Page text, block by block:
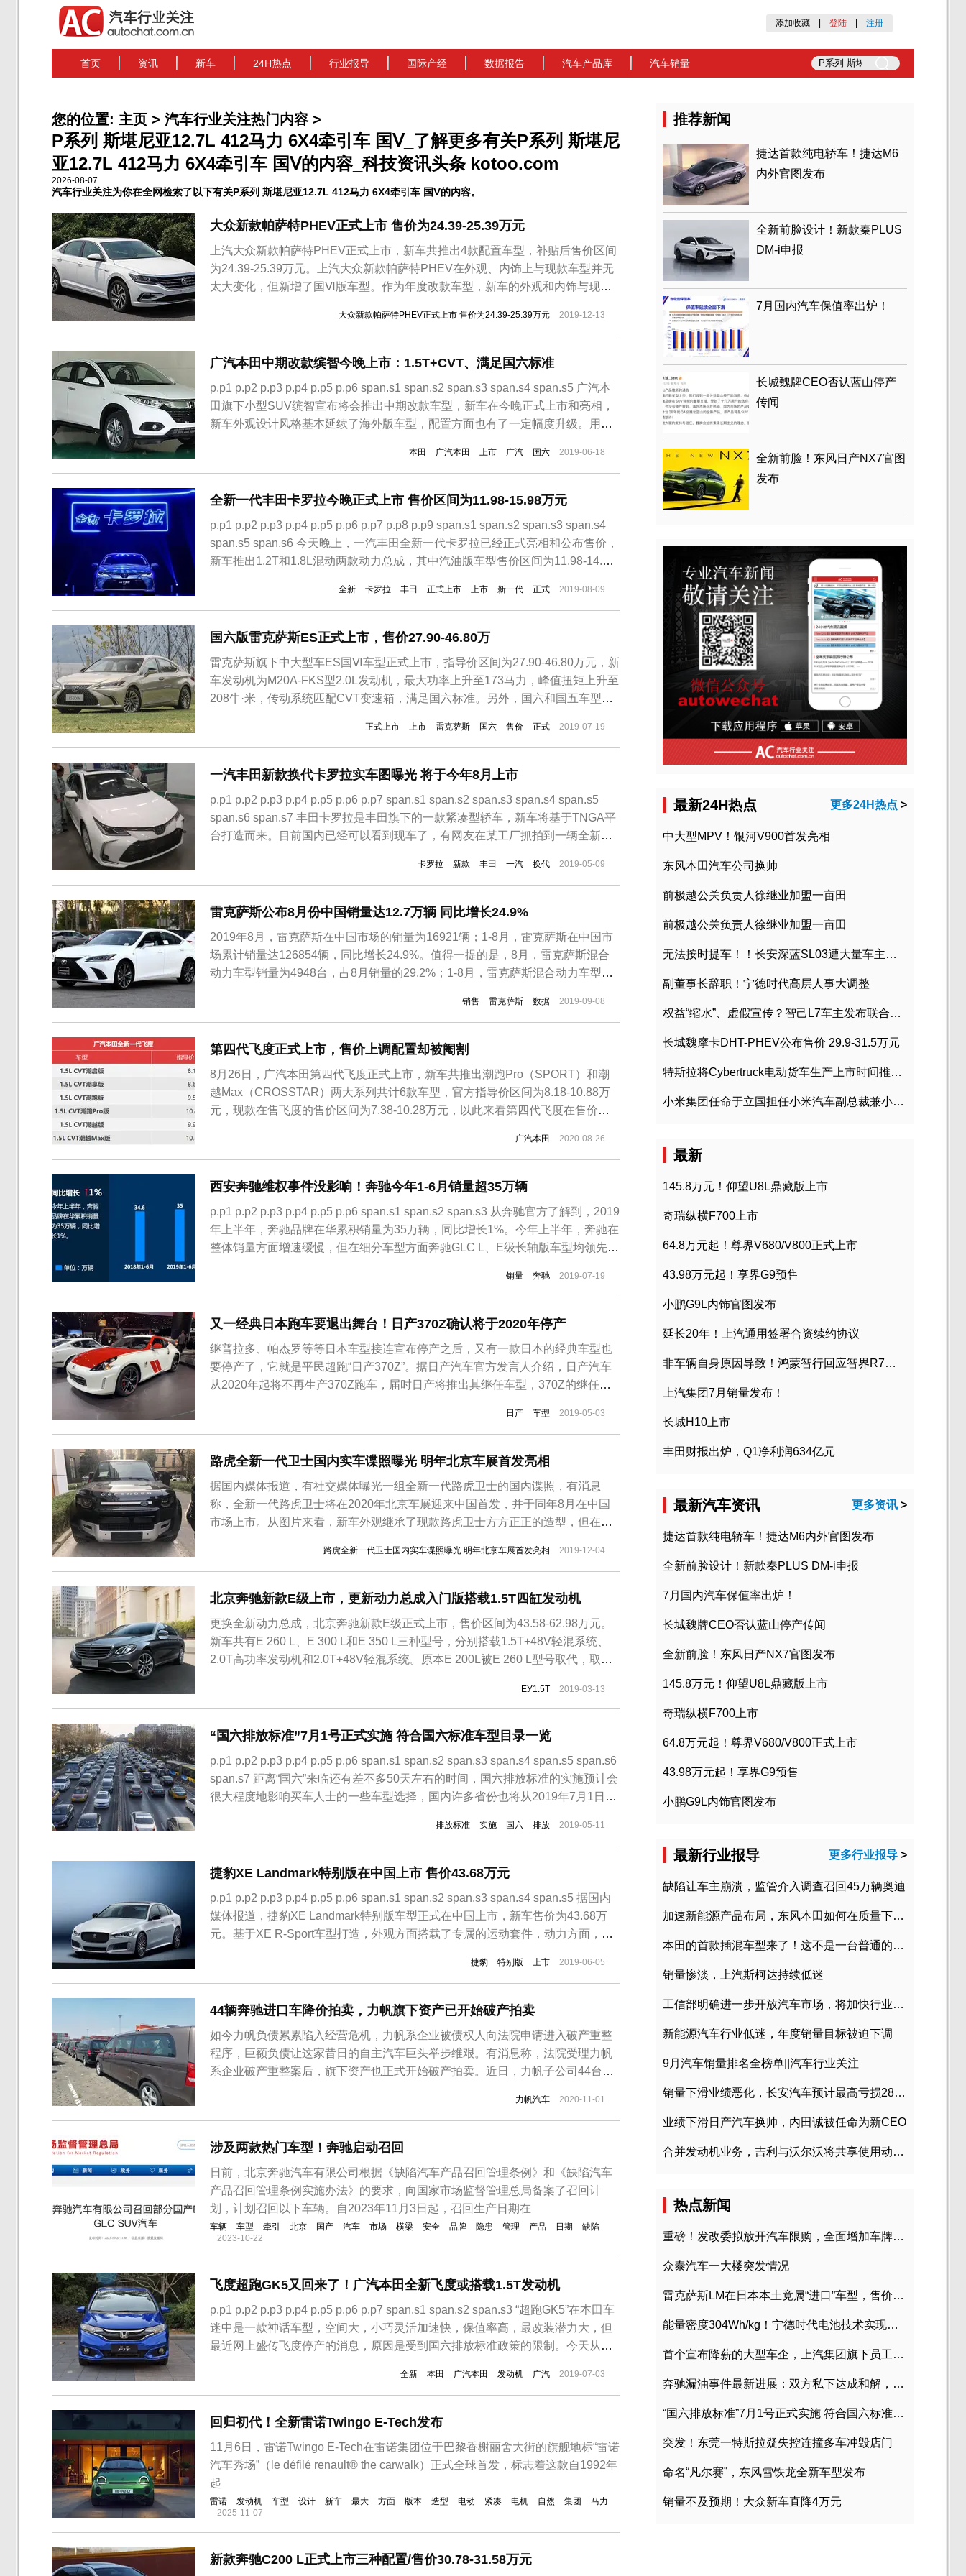
添加收藏 登陆 注册
首页 资讯 新车 24H热点 行业报导 国际产经 数据报告 汽车产品库 汽车销量
您的位置: 主页 > 汽车行业关注热门内容 >
P系列 斯堪尼亚12.7L 412马力 6X4牵引车 国Ⅴ_了解更多有关P系列 斯堪尼
亚12.7L 412马力 6X4牵引车 国Ⅴ的内容_科技资讯头条 kotoo.com
2026-08-07
汽车行业关注为你在全网检索了以下有关P系列 斯堪尼亚12.7L 412马力 6X4牵引车 国Ⅴ的内容。
大众新款帕萨特PHEV正式上市 售价为24.39-25.39万元
上汽大众新款帕萨特PHEV正式上市，新车共推出4款配置车型，补贴后售价区间
为24.39-25.39万元。上汽大众新款帕萨特PHEV在外观、内饰上与现款车型并无
太大变化，但新增了国Ⅵ版车型。作为年度改款车型，新车的外观和内饰与现款
售价也有同步降低。值得一提的是，新款帕萨特PHEV增加了国Ⅵ版，0-100km/h
加速时间为7.7...
大众新款帕萨特PHEV正式上市 售价为24.39-25.39万元 2019-12-13
广汽本田中期改款缤智今晚上市：1.5T+CVT、满足国六标准
p.p1 p.p2 p.p3 p.p4 p.p5 p.p6 span.s1 span.s2 span.s3 span.s4 span.s5 广汽本
田旗下小型SUV缤智宣布将会推出中期改款车型，新车在今晚正式上市和亮相，
新车外观设计风格基本延续了海外版车型，配置方面也有了一定幅度升级。用
本田 广汽本田 上市 广汽 国六 2019-06-18
全新一代丰田卡罗拉今晚正式上市 售价区间为11.98-15.98万元
p.p1 p.p2 p.p3 p.p4 p.p5 p.p6 p.p7 p.p8 p.p9 span.s1 span.s2 span.s3 span.s4
span.s5 span.s6 今天晚上，一汽丰田全新一代卡罗拉已经正式亮相和公布售价，
新车推出1.2T和1.8L混动两款动力总成，其中汽油版车型售价区间为11.98-14.58
全新 卡罗拉 丰田 正式上市 上市 新一代 正式 2019-08-09
国六版雷克萨斯ES正式上市，售价27.90-46.80万
雷克萨斯旗下中大型车ES国Ⅵ车型正式上市，指导价区间为27.90-46.80万元，新
车发动机为M20A-FKS型2.0L发动机，最大功率上升至173马力，峰值扭矩上升至
208牛·米，传动系统匹配CVT变速箱，满足国六标准。另外，国六和国五车型目
本保持一致，各版本车型的车内外配置也未做变动，主要针对动力系统进行了调
整。动力部分，...
正式上市 上市 雷克萨斯 国六 售价 正式 2019-07-19
一汽丰田新款换代卡罗拉实车图曝光 将于今年8月上市
p.p1 p.p2 p.p3 p.p4 p.p5 p.p6 p.p7 span.s1 span.s2 span.s3 span.s4 span.s5
span.s6 span.s7 丰田卡罗拉是丰田旗下的一款紧凑型轿车，新车将基于TNGA平
台打造而来。目前国内已经可以看到现车了，有网友在某工厂抓拍到一辆全新的
卡罗拉 新款 丰田 一汽 换代 2019-05-09
雷克萨斯公布8月份中国销量达12.7万辆 同比增长24.9%
2019年8月，雷克萨斯在中国市场的销量为16921辆；1-8月，雷克萨斯在中国市
场累计销量达126854辆，同比增长24.9%。值得一提的是，8月，雷克萨斯混合
动力车型销量为4948台，占8月销量的29.2%；1-8月，雷克萨斯混合动力车型累
雷克萨斯将陆续在华投放新产品。其中新款雷克萨斯RX已于9月5日上市，值得...
销售 雷克萨斯 数据 2019-09-08
第四代飞度正式上市，售价上调配置却被阉割
8月26日，广汽本田第四代飞度正式上市，新车共推出潮跑Pro（SPORT）和潮
越Max（CROSSTAR）两大系列共计6款车型，官方指导价区间为8.18-10.88万
元，现款在售飞度的售价区间为7.38-10.28万元，以此来看第四代飞度在售价上
Pro（SPORT）和潮越Max（CROSSTAR）两大车系。潮跑Pro采用了黑色蜂窝
状前格栅以...
广汽本田 2020-08-26
西安奔驰维权事件没影响！奔驰今年1-6月销量超35万辆
p.p1 p.p2 p.p3 p.p4 p.p5 p.p6 span.s1 span.s2 span.s3 从奔驰官方了解到，2019
年上半年，奔驰品牌在华累积销量为35万辆，同比增长1%。今年上半年，奔驰在
整体销量方面增速缓慢，但在细分车型方面奔驰GLC L、E级长轴版车型均领先同
销量 奔驰 2019-07-19
又一经典日本跑车要退出舞台！日产370Z确认将于2020年停产
继普拉多、帕杰罗等等日本车型接连宣布停产之后，又有一款日本的经典车型也
要停产了，它就是平民超跑“日产370Z”。据日产汽车官方发言人介绍，日产汽车
从2020年起将不再生产370Z跑车，届时日产将推出其继任车型，370Z的继任车
仅为3468辆，而竞争对手宝马Z4、丰田Supra等车型却接连换代，所以日产决定
于2020年停产...
日产 车型 2019-05-03
路虎全新一代卫士国内实车谍照曝光 明年北京车展首发亮相
据国内媒体报道，有社交媒体曝光一组全新一代路虎卫士的国内谍照，有消息
称，全新一代路虎卫士将在2020年北京车展迎来中国首发，并于同年8月在中国
市场上市。从图片来看，新车外观继承了现款路虎卫士方方正正的造型，但在设
进配备。新款路虎卫士外观造型继承了现款路虎的家族式的设计思路，整车线条
非常的简单。新车前脸采用较多直线和简洁的曲面作为...
路虎全新一代卫士国内实车谍照曝光 明年北京车展首发亮相 2019-12-04
北京奔驰新款E级上市，更新动力总成入门版搭载1.5T四缸发动机
更换全新动力总成，北京奔驰新款E级正式上市，售价区间为43.58-62.98万元。
新车共有E 260 L、E 300 L和E 350 L三种型号，分别搭载1.5T+48V轻混系统、
2.0T高功率发动机和2.0T+48V轻混系统。原本E 200L被E 260 L型号取代，取消
EУ1.5T 2019-03-13
“国六排放标准”7月1号正式实施 符合国六标准车型目录一览
p.p1 p.p2 p.p3 p.p4 p.p5 p.p6 span.s1 span.s2 span.s3 span.s4 span.s5 span.s6
span.s7 距离“国六”来临还有差不多50天左右的时间，国六排放标准的实施预计会
很大程度地影响买车人士的一些车型选择，国内许多省份也将从2019年7月1日正
排放标准 实施 国六 排放 2019-05-11
捷豹XE Landmark特别版在中国上市 售价43.68万元
p.p1 p.p2 p.p3 p.p4 p.p5 p.p6 span.s1 span.s2 span.s3 span.s4 span.s5 据国内
媒体报道，捷豹XE Landmark特别版车型正式在中国上市，新车售价为43.68万
元。基于XE R-Sport车型打造，外观方面搭载了专属的运动套件，动力方面，搭
捷豹 特别版 上市 2019-06-05
44辆奔驰进口车降价拍卖，力帆旗下资产已开始破产拍卖
如今力帆负债累累陷入经营危机，力帆系企业被债权人向法院申请进入破产重整
程序，巨额负债让这家昔日的自主汽车巨头举步维艰。有消息称，法院受理力帆
系企业破产重整案后，旗下资产也正式开始破产拍卖。近日，力帆子公司44台奔
元进行第二次拍卖。在京东拍卖平台上了解到，重庆力帆实业（集团）进出口有
限公司处置平行进口奔驰车44台，目前正在进行公...
力帆汽车 2020-11-01
涉及两款热门车型！奔驰启动召回
日前，北京奔驰汽车有限公司根据《缺陷汽车产品召回管理条例》和《缺陷汽车
产品召回管理条例实施办法》的要求，向国家市场监督管理总局备案了召回计
划，计划召回以下车辆。自2023年11月3日起，召回生产日期在
车辆 车型 牵引 北京 国产 汽车 市场 横梁 安全 品牌 隐患 管理 产品 日期
缺陷
2023-10-22
飞度超跑GK5又回来了！广汽本田全新飞度或搭载1.5T发动机
p.p1 p.p2 p.p3 p.p4 p.p5 p.p6 p.p7 span.s1 span.s2 span.s3 “超跑GK5”在本田车
迷中是一款神话车型，空间大，小巧灵活加速快，保值率高，最改装潜力大，但
最近网上盛传飞度停产的消息，原因是受到国六排放标准政策的限制。今天从国
此前消息所称其或换装与全新凌派180TURBO...
全新 本田 广汽本田 发动机 广汽 2019-07-03
回归初代！全新雷诺Twingo E-Tech发布
11月6日，雷诺Twingo E-Tech在雷诺集团位于巴黎香榭丽舍大街的旗舰地标“雷诺
汽车秀场”（le défilé renault® the carwalk）正式全球首发，标志着这款自1992年
起
雷诺 发动机 车型 设计 新车 最大 方面 版本 造型 电动 紧凑 电机 自然 集团
马力
2025-11-07
新款奔驰C200 L正式上市三种配置/售价30.78-31.58万元
推荐新闻
捷达首款纯电轿车！捷达M6
内外官图发布
全新前脸设计！新款秦PLUS
DM-i申报
7月国内汽车保值率出炉！
长城魏牌CEO否认蓝山停产
传闻
全新前脸！东风日产NX7官图
发布
最新24H热点 更多24H热点 >
中大型MPV！银河V900首发亮相
东风本田汽车公司换帅
前极越公关负责人徐继业加盟一亩田
前极越公关负责人徐继业加盟一亩田
无法按时提车！！长安深蓝SL03遭大量车主投诉
副董事长辞职！宁德时代高层人事大调整
权益“缩水”、虚假宣传？智己L7车主发布联合维权声明
长城魏摩卡DHT-PHEV公布售价 29.9-31.5万元
特斯拉将Cybertruck电动货车生产上市时间推迟到2023年初
小米集团任命于立国担任小米汽车副总裁兼小米汽车北京总部政委
最新
145.8万元！仰望U8L鼎藏版上市
奇瑞纵横F700上市
64.8万元起！尊界V680/V800正式上市
43.98万元起！享界G9预售
小鹏G9L内饰官图发布
延长20年！上汽通用签署合资续约协议
非车辆自身原因导致！鸿蒙智行回应智界R7起火事故
上汽集团7月销量发布！
长城H10上市
丰田财报出炉，Q1净利润634亿元
最新汽车资讯 更多资讯 >
捷达首款纯电轿车！捷达M6内外官图发布
全新前脸设计！新款秦PLUS DM-i申报
7月国内汽车保值率出炉！
长城魏牌CEO否认蓝山停产传闻
全新前脸！东风日产NX7官图发布
145.8万元！仰望U8L鼎藏版上市
奇瑞纵横F700上市
64.8万元起！尊界V680/V800正式上市
43.98万元起！享界G9预售
小鹏G9L内饰官图发布
最新行业报导 更多行业报导 >
缺陷让车主崩溃，监管介入调查召回45万辆奥迪
加速新能源产品布局，东风本田如何在质量下转型？
本田的首款插混车型来了！这不是一台普通的CR-V
销量惨淡，上汽斯柯达持续低迷
工信部明确进一步开放汽车市场，将加快行业兼并重组
新能源汽车行业低迷，年度销量目标被迫下调
9月汽车销量排名全榜单||汽车行业关注
销量下滑业绩恶化，长安汽车预计最高亏损28亿元
业绩下滑日产汽车换帅，内田诚被任命为新CEO
合并发动机业务，吉利与沃尔沃将共享使用动力总成
热点新闻
重磅！发改委拟放开汽车限购，全面增加车牌指标
众泰汽车一大楼突发情况
雷克萨斯LM在日本本土竟属“进口”车型，售价2580万日元
能量密度304Wh/kg！宁德时代电池技术实现突破
首个宣布降薪的大型车企，上汽集团旗下员工降薪文件曝光
奔驰漏油事件最新进展：双方私下达成和解，工商已介入调查
“国六排放标准”7月1号正式实施 符合国六标准车型目录一览
突发！东莞一特斯拉疑失控连撞多车冲毁店门
命名“凡尔赛”，东风雪铁龙全新车型发布
销量不及预期！大众新车直降4万元